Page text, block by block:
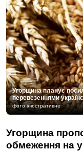
Угорщина планує
перевезеннями
фото ілюстративне
Угорщина
обмеження на